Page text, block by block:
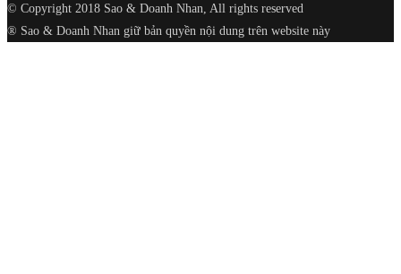
© Copyright 2018 Sao & Doanh Nhan, All rights reserved
® Sao & Doanh Nhan giữ bản quyền nội dung trên website này